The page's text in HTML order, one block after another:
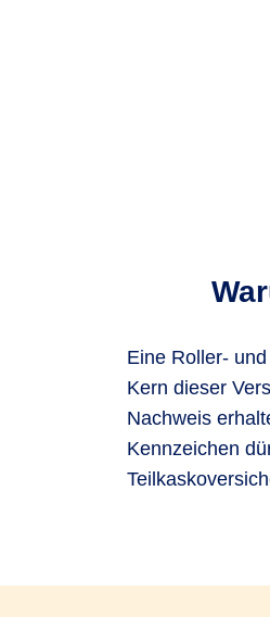
Eine Roller-
Kern dieser
Nachweis
Kennzeichen